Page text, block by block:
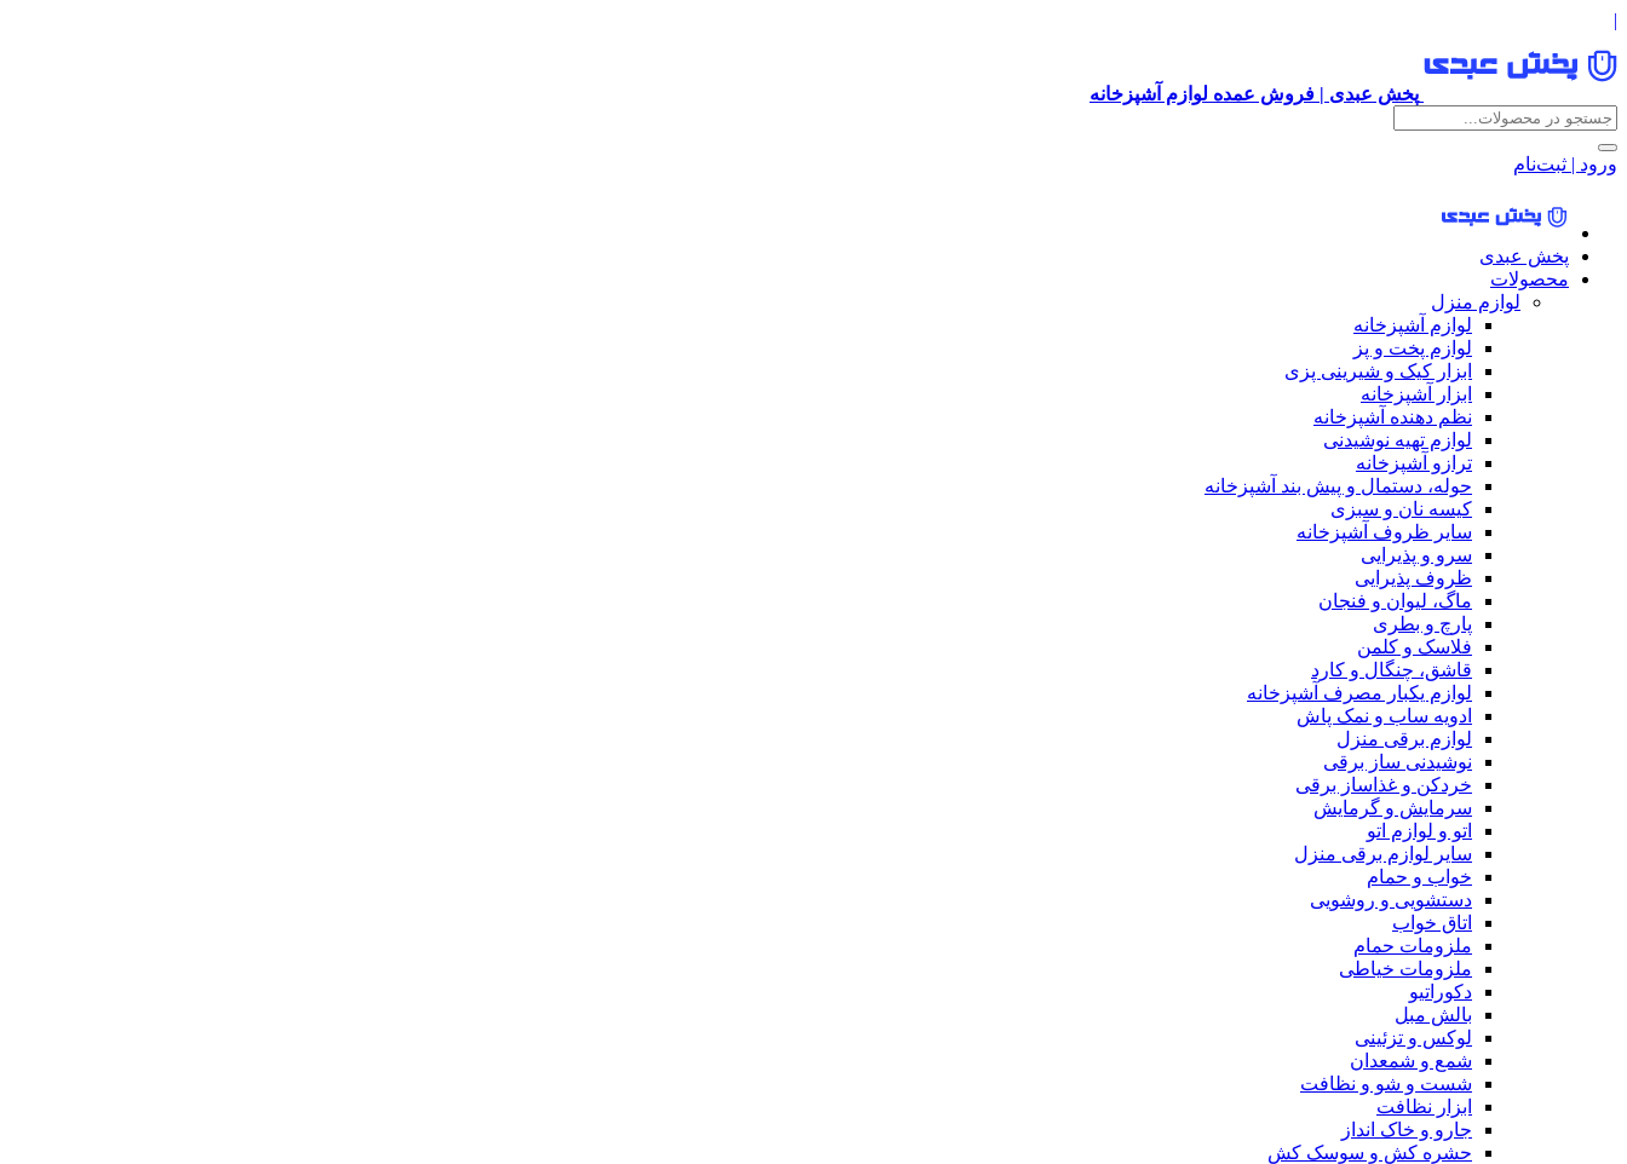
|
پخش عبدی | فروش عمده لوازم آشپزخانه
ورود | ثبت‌نام
پخش عبدی
محصولات
لوازم منزل
لوازم آشپزخانه
لوازم پخت و پز
ابزار کیک و شیرینی پزی
ابزار آشپزخانه
نظم دهنده آشپزخانه
لوازم تهیه نوشیدنی
ترازو آشپزخانه
حوله، دستمال و پیش بند آشپزخانه
کیسه نان و سبزی
سایر ظروف آشپزخانه
سرو و پذیرایی
ظروف پذیرایی
ماگ، لیوان و فنجان
پارچ و بطری
فلاسک و کلمن
قاشق، چنگال و کارد
لوازم یکبار مصرف آشپزخانه
ادویه ساب و نمک پاش
لوازم برقی منزل
نوشیدنی ساز برقی
خردکن و غذاساز برقی
سرمایش و گرمایش
اتو و لوازم اتو
سایر لوازم برقی منزل
خواب و حمام
دستشویی و روشویی
اتاق خواب
ملزومات حمام
ملزومات خیاطی
دکوراتیو
بالش مبل
لوکس و تزئینی
شمع و شمعدان
شست و شو و نظافت
ابزار نظافت
جارو و خاک انداز
حشره کش و سوسک کش